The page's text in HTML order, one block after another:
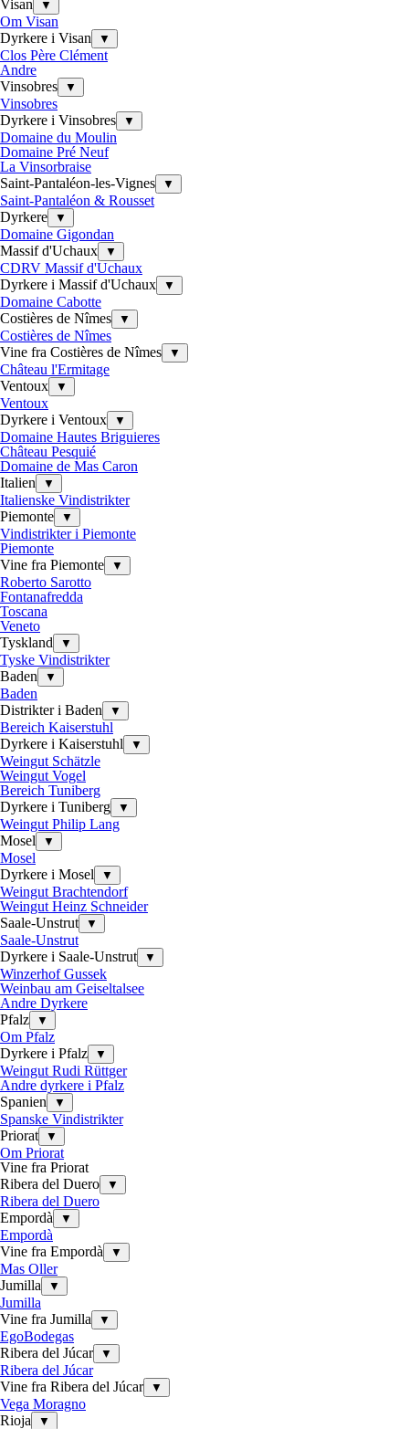
Visan ▼
Om Visan
Dyrkere i Visan
▼
Clos Père Clément
Andre
Vinsobres
▼
Vinsobres
Dyrkere i Vinsobres
▼
Domaine du Moulin
Domaine Pré Neuf
La Vinsorbraise
Saint-Pantaléon-les-Vignes
▼
Saint-Pantaléon & Rousset
Dyrkere
▼
Domaine Gigondan
Massif d'Uchaux
▼
CDRV Massif d'Uchaux
Dyrkere i Massif d'Uchaux
▼
Domaine Cabotte
Costières de Nîmes
▼
Costières de Nîmes
Vine fra Costières de Nîmes
▼
Château l'Ermitage
Ventoux
▼
Ventoux
Dyrkere i Ventoux
▼
Domaine Hautes Briguieres
Château Pesquié
Domaine de Mas Caron
Italien
▼
Italienske Vindistrikter
Piemonte
▼
Vindistrikter i Piemonte
Piemonte
Vine fra Piemonte
▼
Roberto Sarotto
Fontanafredda
Toscana
Veneto
Tyskland
▼
Tyske Vindistrikter
Baden
▼
Baden
Distrikter i Baden
▼
Bereich Kaiserstuhl
Dyrkere i Kaiserstuhl
▼
Weingut Schätzle
Weingut Vogel
Bereich Tuniberg
Dyrkere i Tuniberg
▼
Weingut Philip Lang
Mosel
▼
Mosel
Dyrkere i Mosel
▼
Weingut Brachtendorf
Weingut Heinz Schneider
Saale-Unstrut
▼
Saale-Unstrut
Dyrkere i Saale-Unstrut
▼
Winzerhof Gussek
Weinbau am Geiseltalsee
Andre Dyrkere
Pfalz
▼
Om Pfalz
Dyrkere i Pfalz
▼
Weingut Rudi Rüttger
Andre dyrkere i Pfalz
Spanien
▼
Spanske Vindistrikter
Priorat
▼
Om Priorat
Vine fra Priorat
Ribera del Duero
▼
Ribera del Duero
Empordà
▼
Empordà
Vine fra Empordà
▼
Mas Oller
Jumilla
▼
Jumilla
Vine fra Jumilla
▼
EgoBodegas
Ribera del Júcar
▼
Ribera del Júcar
Vine fra Ribera del Júcar
▼
Vega Moragno
Rioja
▼